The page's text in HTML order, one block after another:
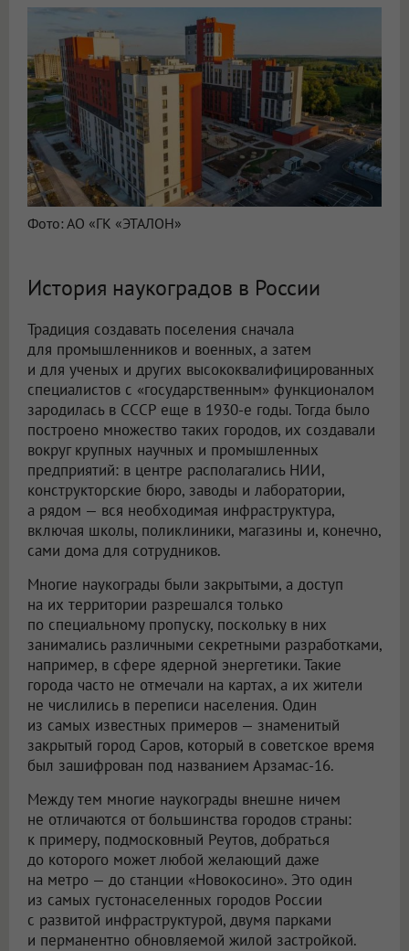
Фото: АО «ГК «ЭТАЛОН»
История наукоградов в России
Традиция создавать поселения сначала
для промышленников и военных, а затем
и для ученых и других высококвалифицированных
специалистов с «государственным» функционалом
зародилась в СССР еще в 1930-е годы. Тогда было
построено множество таких городов, их создавали
вокруг крупных научных и промышленных
предприятий: в центре располагались НИИ,
конструкторские бюро, заводы и лаборатории,
а рядом — вся необходимая инфраструктура,
включая школы, поликлиники, магазины и, конечно,
сами дома для сотрудников.
Многие наукограды были закрытыми, а доступ
на их территории разрешался только
по специальному пропуску, поскольку в них
занимались различными секретными разработками,
например, в сфере ядерной энергетики. Такие
города часто не отмечали на картах, а их жители
не числились в переписи населения. Один
из самых известных примеров — знаменитый
закрытый город Саров, который в советское время
был зашифрован под названием Арзамас-16.
Между тем многие наукограды внешне ничем
не отличаются от большинства городов страны:
к примеру, подмосковный Реутов, добраться
до которого может любой желающий даже
на метро — до станции «Новокосино». Это один
из самых густонаселенных городов России
с развитой инфраструктурой, двумя парками
и перманентно обновляемой жилой застройкой.